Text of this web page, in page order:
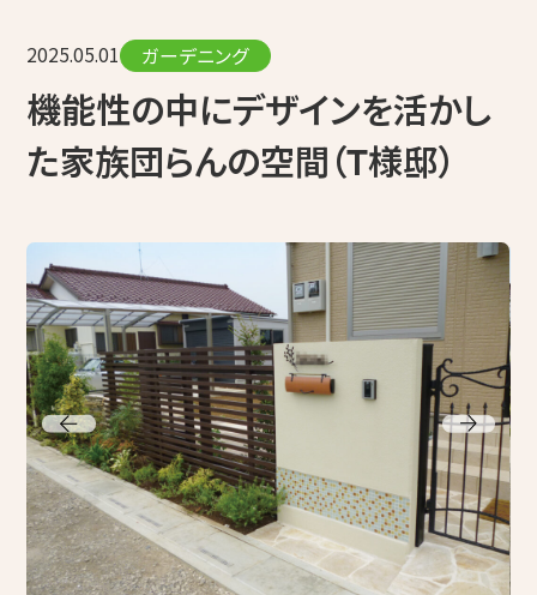
サービスのご案内
施工事例
お客様の声
組合概要・組合員募集のお知らせ
採用情報
アイネットコープからのお知らせ
その他
2025.05.01 ガーデニング
機能性の中にデザインを活かし
た家族団らんの空間（T様邸）